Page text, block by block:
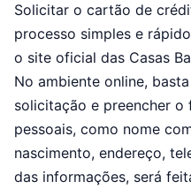
Solicitar o cartão de
processo simples e
o site oficial das Casas
No ambiente online,
solicitação e preencher
pessoais, como nome
nascimento, endereço,
das informações, será